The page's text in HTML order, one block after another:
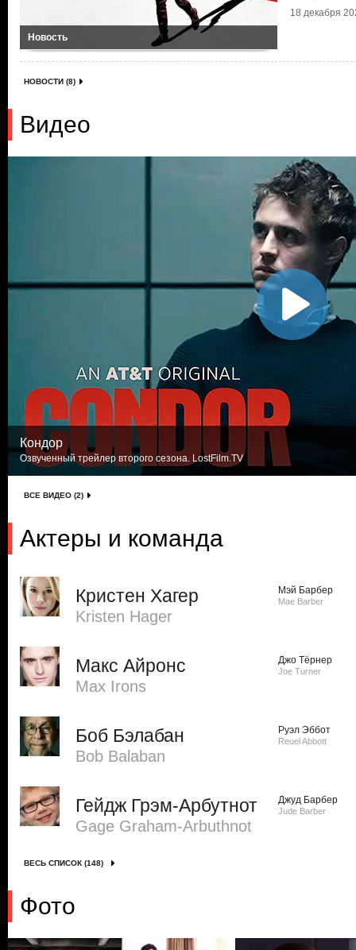
Новость
18 декабря
НОВОСТИ (8)
Видео
Кондор
Озвученный трейлер второго сезона. LostFilm.TV
ВСЕ ВИДЕО (2)
Актеры и команда
Кристен Хагер
Kristen Hager
Мэй Барбер
Mae Barber
Макс Айронс
Max Irons
Джо Тёрнер
Joe Turner
Боб Бэлабан
Bob Balaban
Руэл Эббот
Reuel Abbott
Гейдж Грэм-Арбутнот
Gage Graham-Arbuthnot
Джуд Барбер
Jude Barber
ВЕСЬ СПИСОК (148)
Фото